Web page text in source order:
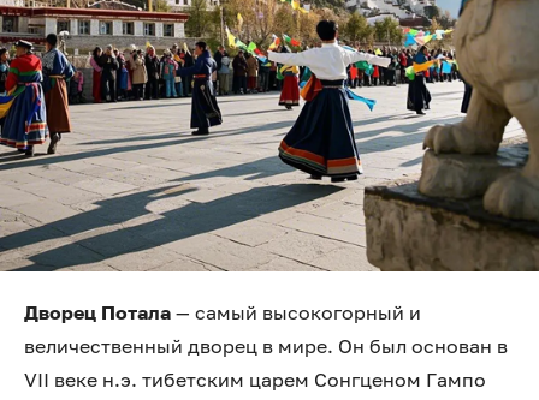
Дворец Потала — самый высокогорный и
величественный дворец в мире. Он был основан в
VII веке н.э. тибетским царем Сонгценом Гампо